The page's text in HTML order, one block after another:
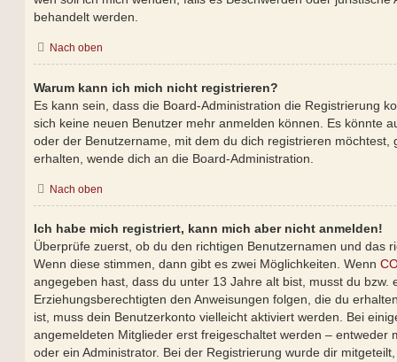
behandelt werden.
Nach oben
Warum kann ich mich nicht registrieren?
Es kann sein, dass die Board-Administration die Registrierung
sich keine neuen Benutzer mehr anmelden können. Es könnte
oder der Benutzername, mit dem du dich registrieren möchtest,
erhalten, wende dich an die Board-Administration.
Nach oben
Ich habe mich registriert, kann mich aber nicht anmelden!
Überprüfe zuerst, ob du den richtigen Benutzernamen und das
Wenn diese stimmen, dann gibt es zwei Möglichkeiten. Wenn
angegeben hast, dass du unter 13 Jahre alt bist, musst du bzw.
Erziehungsberechtigten den Anweisungen folgen, die du
ist, muss dein Benutzerkonto vielleicht aktiviert werden. Bei
angemeldeten Mitglieder erst freigeschaltet werden – entweder
oder ein Administrator. Bei der Registrierung wurde dir